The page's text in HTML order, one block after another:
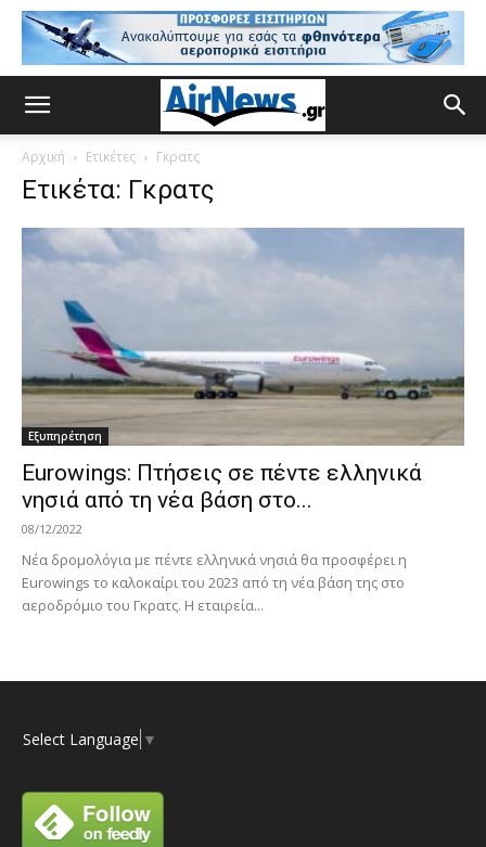
Αρχική Ετικέτες Γκρατς
Ετικέτα: Γκρατς
Εξυπηρέτηση
Eurowings: Πτήσεις σε πέντε ελληνικά
νησιά από τη νέα βάση στο...
08/12/2022
Νέα δρομολόγια με πέντε ελληνικά νησιά θα προσφέρει η
Eurowings το καλοκαίρι του 2023 από τη νέα βάση της στο
αεροδρόμιο του Γκρατς. Η εταιρεία...
Select Language ▼